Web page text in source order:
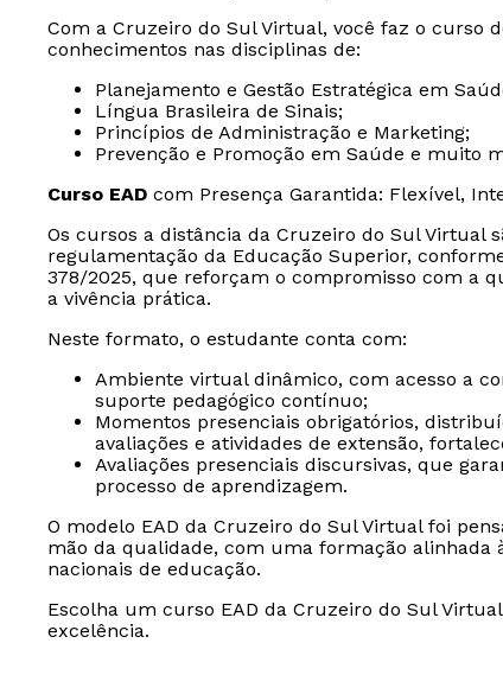
Com a Cruzeiro do Sul Virtual, você faz o curso
conhecimentos nas disciplinas de:
Planejamento e Gestão Estratégica em
Língua Brasileira de Sinais;
Princípios de Administração e Marketing;
Prevenção e Promoção em Saúde e muito
Curso EAD com Presença Garantida: Flexível,
Os cursos a distância da Cruzeiro do Sul Virtual
regulamentação da Educação Superior,
378/2025, que reforçam o compromisso com a
a vivência prática.
Neste formato, o estudante conta com:
Ambiente virtual dinâmico, com acesso a
suporte pedagógico contínuo;
Momentos presenciais obrigatórios,
avaliações e atividades de extensão,
Avaliações presenciais discursivas, que
processo de aprendizagem.
O modelo EAD da Cruzeiro do Sul Virtual foi
mão da qualidade, com uma formação alinhada
nacionais de educação.
Escolha um curso EAD da Cruzeiro do Sul
excelência.